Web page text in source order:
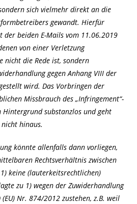
sich vielmehr direkt an die
gewandt. Hierfür
beiden E-Mails vom 11.06.2019
von einer Verletzung
nicht die Rede ist, sondern
gegen Anhang VIII der
wird. Das Vorbringen der
Missbrauch des „Infringement“-
Hintergrund substanzlos und geht
hinaus.
könnte allenfalls dann vorliegen,
Rechtsverhältnis zwischen
keine (lauterkeitsrechtlichen)
zu 1) wegen der Zuwiderhandlung
(EU) Nr. 874/2012 zustehen, z.B. weil